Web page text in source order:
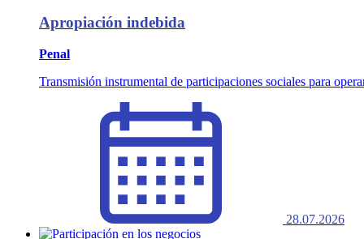
Apropiación indebida
Penal
Transmisión instrumental de participaciones sociales para
28.07.2026